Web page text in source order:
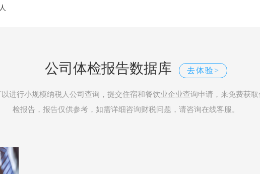
公司体检报告数据库 去体验>
进行小规模纳税人公司查询，提交住宿和餐饮业企业查询申请，来免费获
检报告，报告仅供参考，如需详细咨询财税问题，请咨询在线客服。